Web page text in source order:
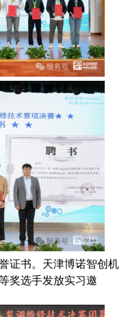
证书。天津博诺智创机
奖选手发放实习邀